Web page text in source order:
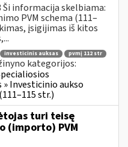
informacija skelbiama:
PVM schema (111–
įsigijimas iš kitos
investicinis auksas
pvmį 112 str
kategorijos:
Investicinio aukso
str.)
turi teisę
(importo) PVM